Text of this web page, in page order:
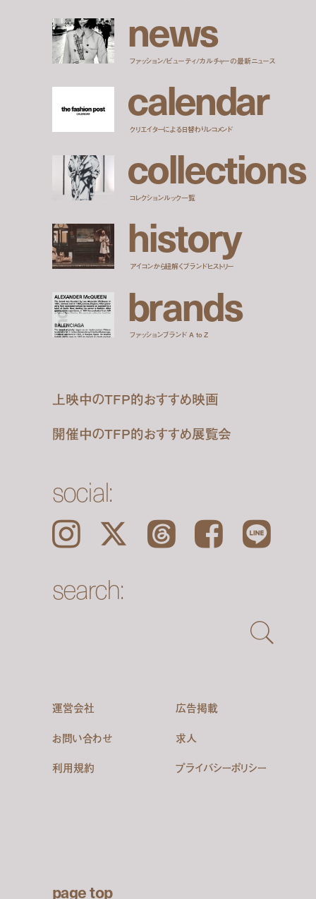
news
ファッション/ビューティ/カルチャーの最新ニュース
calendar
クリエイターによる日替わりレコメンド
collections
コレクションルック一覧
history
アイコンから紐解くブランドヒストリー
brands
ファッションブランド A to Z
上映中のTFP的おすすめ映画
開催中のTFP的おすすめ展覧会
social:
Instagram 𝕏 Threads Facebook LINE
search:
運営会社
広告掲載
お問い合わせ
求人
利用規約
プライバシーポリシー
page top